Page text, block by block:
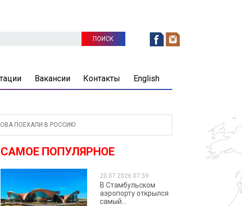
Вакансии Контакты English
ПОЕХАЛИ В РОССИЮ
САМОЕ ПОПУЛЯРНОЕ
20.07.2026 07:59
В Стамбульском
аэропорту открылся
самый...